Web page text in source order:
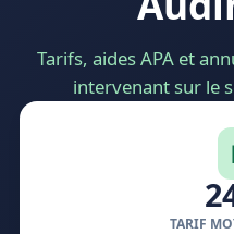
Tarifs, aides APA et
intervenant sur le
TARIF